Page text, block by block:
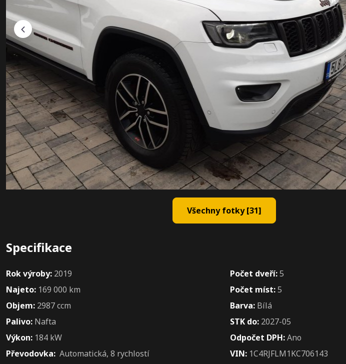
Všechny fotky [31]
Specifikace
Rok výroby: 2019
Najeto: 169 000 km
Objem: 2987 ccm
Palivo: Nafta
Výkon: 184 kW
Převodovka: Automatická, 8 rychlostí
Počet dveří:5
Počet míst:5
Barva: Bílá
STK do: 2027-05
Odpočet DPH:Ano
VIN: 1C4RJFLM1KC706143